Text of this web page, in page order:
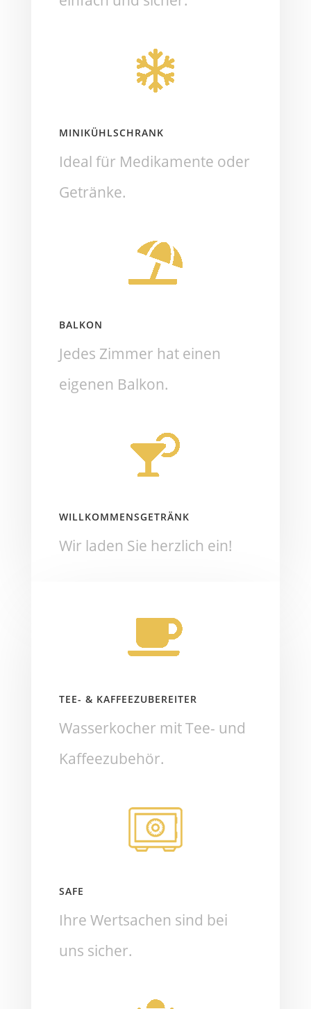
MINIKÜHLSCHRANK
Ideal für Medikamente oder
Getränke.
BALKON
Jedes Zimmer hat einen
eigenen Balkon.
WILLKOMMENSGETRÄNK
Wir laden Sie herzlich ein!
TEE- & KAFFEEZUBEREITER
Wasserkocher mit Tee- und
Kaffeezubehör.
SAFE
Ihre Wertsachen sind bei
uns sicher.